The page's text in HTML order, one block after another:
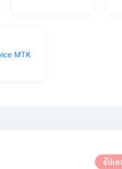
อัปเ